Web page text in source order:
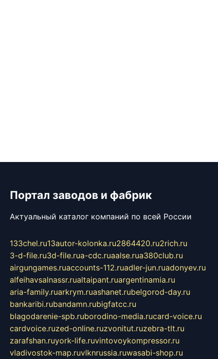
Портал заводов и фабрик
Актуальный каталог компаний по всей России
133chel.ru13autor-kolonka.ru2864420.ru2rich.ru
3-d-file.ru3d-file.rua-cdc.ruaalse.rua380club.ru
airgungames.ruaccounts-112.ruadler-jun.ruadonyev.ru
alfeihavsalnassr.rualtaipant.ruargentinamia.ru
aria-family.ruarkrym.ruashanet.rubelgorod-day.ru
bankaribi.rubandamn.rubigfatcc.ru
blagodarenie-spb.ruborodino-media.rucard-voice.ru
cardvoice.ruzed-online.ruzvonitut.ruzebra-tlt.ru
zarafshan.ruyork-life.ruvintovoykompressor.ru
vladivostok-map.ruvlknrussia.ruwasabi-shop.ru